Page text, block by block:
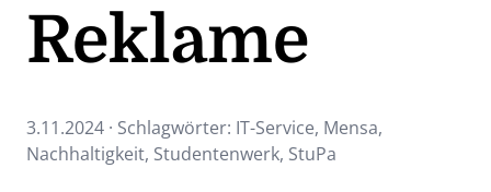
Reklame
3.11.2024 · Schlagwörter: IT-Service, Mensa,
Nachhaltigkeit, Studentenwerk, StuPa